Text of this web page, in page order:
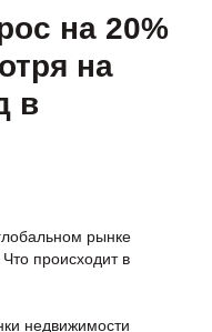
на 20%
на
в
рынке
происходит в
недвижимости